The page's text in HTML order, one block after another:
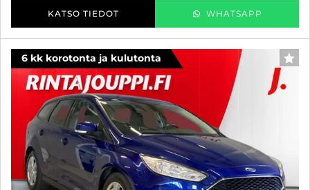
KATSO TIEDOT WHATSAPP
6 kk korotonta ja kulutonta